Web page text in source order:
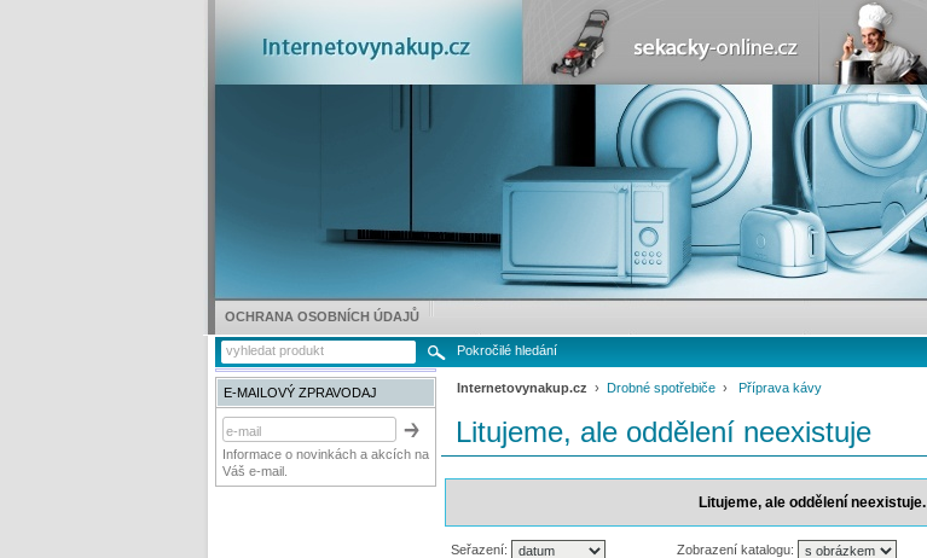
Internetovynakup.cz › Drobné spotřebiče › Příprava kávy
Litujeme, ale oddělení neexistuje
Litujeme, ale oddělení neexistuje.
Seřazení: Zobrazení katalogu:
E-MAILOVÝ ZPRAVODAJ
Informace o novinkách a akcích na
Váš e-mail.
Pokročilé hledání
OCHRANA OSOBNÍCH ÚDAJŮ